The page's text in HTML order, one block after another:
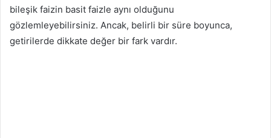
bileşik faizin basit faizle aynı olduğunu
gözlemleyebilirsiniz. Ancak, belirli bir süre boyunca,
getirilerde dikkate değer bir fark vardır.